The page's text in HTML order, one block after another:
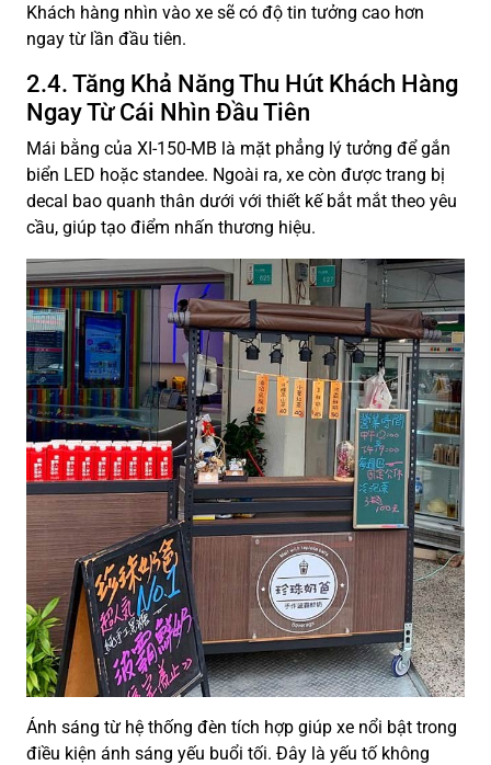
Khách hàng nhìn vào xe sẽ có độ tin tưởng cao hơn
ngay từ lần đầu tiên.
2.4. Tăng Khả Năng Thu Hút Khách Hàng
Ngay Từ Cái Nhìn Đầu Tiên
Mái bằng của XI-150-MB là mặt phẳng lý tưởng để gắn
biển LED hoặc standee. Ngoài ra, xe còn được trang bị
decal bao quanh thân dưới với thiết kế bắt mắt theo yêu
cầu, giúp tạo điểm nhấn thương hiệu.
Ánh sáng từ hệ thống đèn tích hợp giúp xe nổi bật trong
điều kiện ánh sáng yếu buổi tối. Đây là yếu tố không